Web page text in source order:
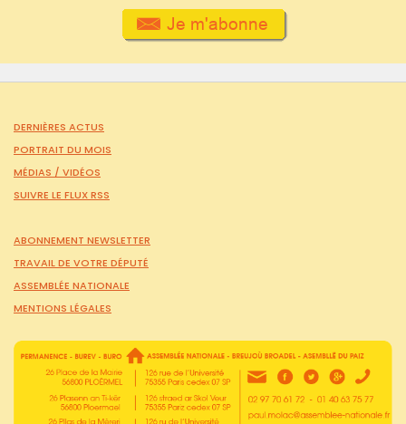
DERNIÈRES ACTUS
PORTRAIT DU MOIS
MÉDIAS / VIDÉOS
SUIVRE LE FLUX RSS
ABONNEMENT NEWSLETTER
TRAVAIL DE VOTRE DÉPUTÉ
ASSEMBLÉE NATIONALE
MENTIONS LÉGALES